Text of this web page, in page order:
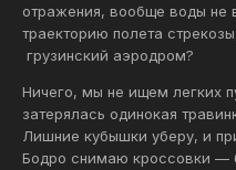
отражения, вообще воды не
траекторию полета
грузинский аэродром?
Ничего, мы не ищем легких
затерялась одинокая
Лишние кубышки уберу, и
Бодро снимаю кроссовки —